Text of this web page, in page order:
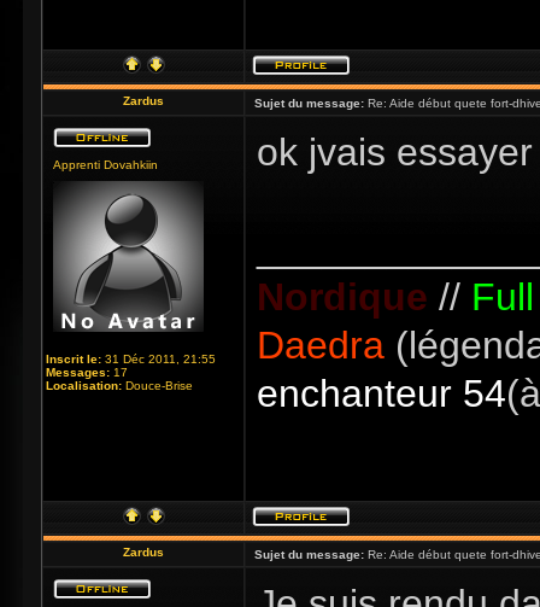
Zardus Sujet du message: Re: Aide début quete fort-
Apprenti Dovahkiin
Inscrit le: 31 Déc 2011, 21:55
Messages: 17
Localisation: Douce-Brise
ok jvais
Nordique //
Daedra
enchanteur 54
Zardus Sujet du message: Re: Aide début quete fort-